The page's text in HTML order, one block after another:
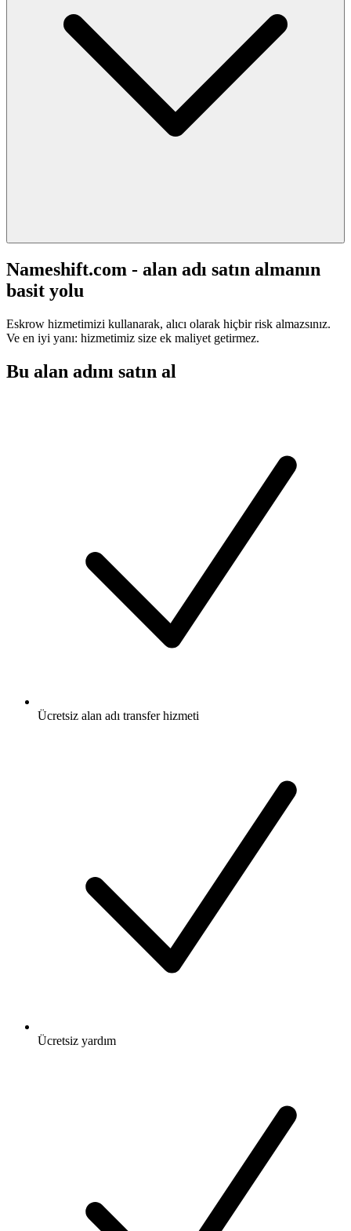
Nameshift.com - alan adı satın almanın
basit yolu
Eskrow hizmetimizi kullanarak, alıcı olarak hiçbir risk almazsınız.
Ve en iyi yanı: hizmetimiz size ek maliyet getirmez.
Bu alan adını satın al
Ücretsiz alan adı transfer hizmeti
Ücretsiz yardım